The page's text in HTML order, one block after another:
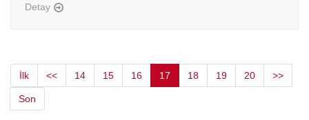
Detay
İlk << 14 15 16 17 18 19 20 >>
Son